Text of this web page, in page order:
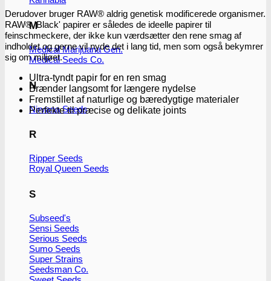
M
Medical Marijuana Gen.
Medical Seeds Co.
N
Nirvana Seeds
R
Ripper Seeds
Royal Queen Seeds
S
Subseed's
Sensi Seeds
Serious Seeds
Sumo Seeds
Super Strains
Seedsman Co.
Derudover bruger RAW® aldrig genetisk modificerede organismer.
RAW® 'Black' papirer er således de ideelle papirer til
feinschmeckere, der ikke kun værdsætter den rene smag af
indholdet og gerne vil nyde det i lang tid, men som også bekymrer
sig om miljøet.
Ultra-tyndt papir for en ren smag
Brænder langsomt for længere nydelse
Fremstillet af naturlige og bæredygtige materialer
Perfekte til præcise og delikate joints